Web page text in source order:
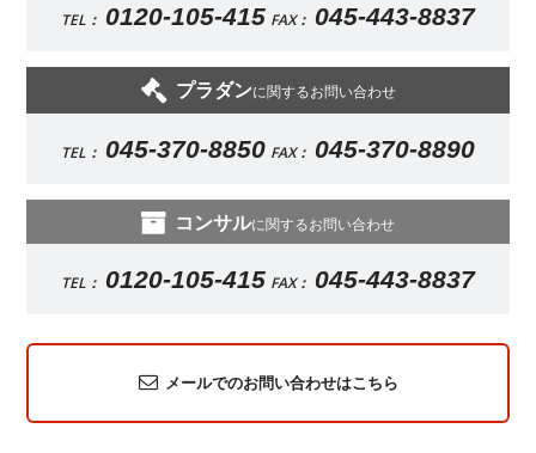
TEL： 0120-105-415 FAX： 045-443-8837
プラダンに関するお問い合わせ
TEL： 045-370-8850 FAX： 045-370-8890
コンサルに関するお問い合わせ
TEL： 0120-105-415 FAX： 045-443-8837
メールでのお問い合わせはこちら